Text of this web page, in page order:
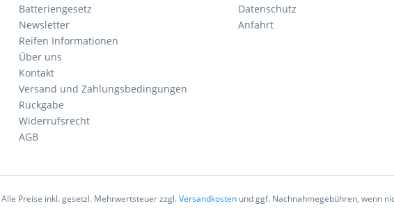
Batteriengesetz
Newsletter
Reifen Informationen
Über uns
Kontakt
Versand und Zahlungsbedingungen
Rückgabe
Widerrufsrecht
AGB
Datenschutz
Anfahrt
Preise inkl. gesetzl. Mehrwertsteuer zzgl.Versandkostenund ggf. Nachnahmegebühren, wenn